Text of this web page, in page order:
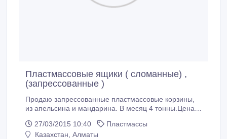
Пластмассовые ящики ( сломанные) ,
(запрессованные )
Продаю запрессованные пластмассовые корзины,
из апельсина и мандарина. В месяц 4 тонны.Цена
соберу . Цена за 1 шт 80 тг..
27/03/2015 10:40
Пластмассы
Казахстан, Алматы